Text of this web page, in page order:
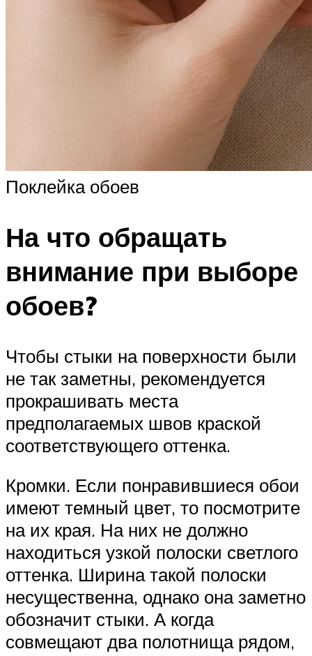
Поклейка обоев
На что обращать
внимание при выборе
обоев?
Чтобы стыки на поверхности были
не так заметны, рекомендуется
прокрашивать места
предполагаемых швов краской
соответствующего оттенка.
Кромки. Если понравившиеся обои
имеют темный цвет, то посмотрите
на их края. На них не должно
находиться узкой полоски светлого
оттенка. Ширина такой полоски
несущественна, однако она заметно
обозначит стыки. А когда
совмещают два полотнища рядом,